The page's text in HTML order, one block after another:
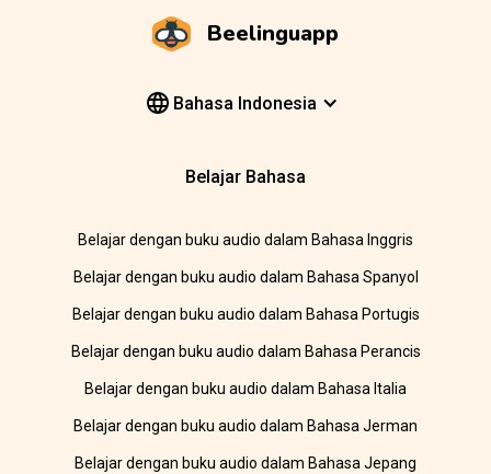
Beelinguapp
Bahasa Indonesia
Belajar Bahasa
Belajar dengan buku audio dalam Bahasa Inggris
Belajar dengan buku audio dalam Bahasa Spanyol
Belajar dengan buku audio dalam Bahasa Portugis
Belajar dengan buku audio dalam Bahasa Perancis
Belajar dengan buku audio dalam Bahasa Italia
Belajar dengan buku audio dalam Bahasa Jerman
Belajar dengan buku audio dalam Bahasa Jepang